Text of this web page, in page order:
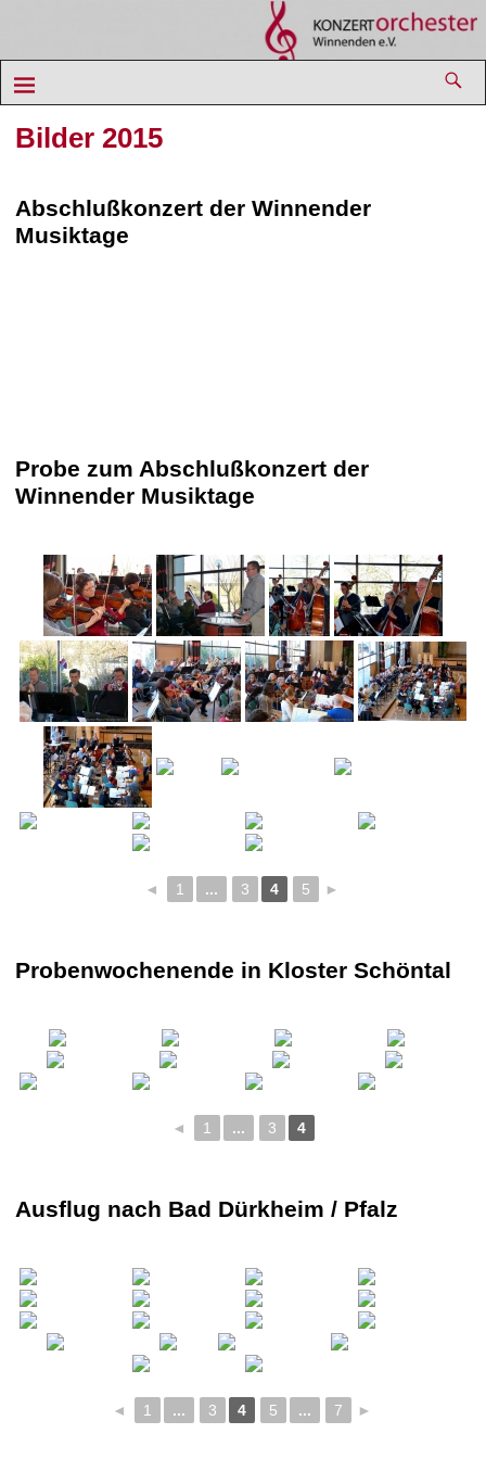
Bilder 2015
Abschlußkonzert der Winnender
Musiktage
Probe zum Abschlußkonzert der
Winnender Musiktage
◄ 1 ... 3 4 5 ►
Probenwochenende in Kloster Schöntal
◄ 1 ... 3 4
Ausflug nach Bad Dürkheim / Pfalz
◄ 1 ... 3 4 5 ... 7 ►